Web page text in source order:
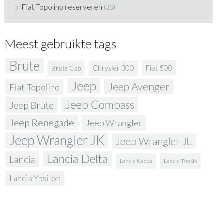
Fiat Topolino reserveren (35)
Meest gebruikte tags
Brute Brute Cap Chrysler 300 Fiat 500
Fiat Topolino Jeep Jeep Avenger
Jeep Brute Jeep Compass
Jeep Renegade Jeep Wrangler
Jeep Wrangler JK Jeep Wrangler JL
Lancia Lancia Delta Lancia Kappa Lancia Thesis
Lancia Ypsilon